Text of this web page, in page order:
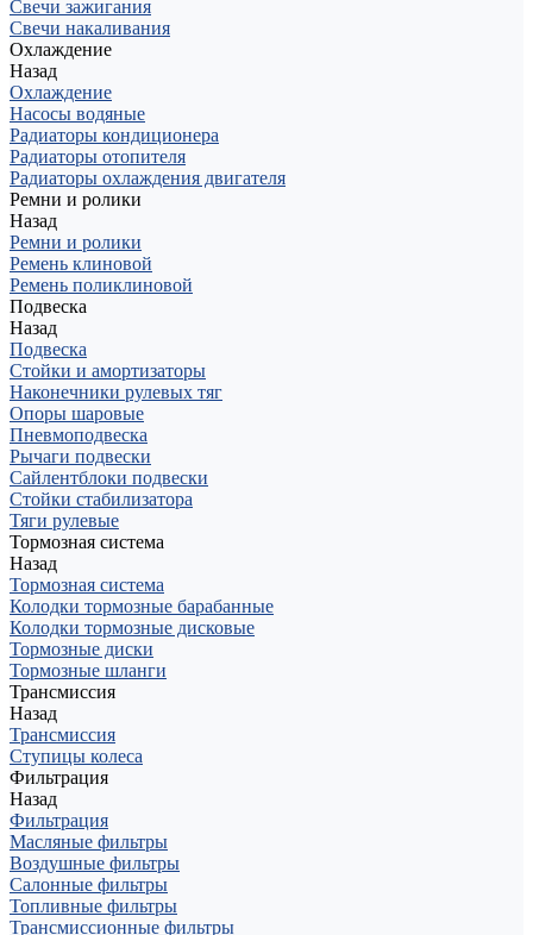
Свечи зажигания
Свечи накаливания
Охлаждение
Назад
Охлаждение
Насосы водяные
Радиаторы кондиционера
Радиаторы отопителя
Радиаторы охлаждения двигателя
Ремни и ролики
Назад
Ремни и ролики
Ремень клиновой
Ремень поликлиновой
Подвеска
Назад
Подвеска
Стойки и амортизаторы
Наконечники рулевых тяг
Опоры шаровые
Пневмоподвеска
Рычаги подвески
Сайлентблоки подвески
Стойки стабилизатора
Тяги рулевые
Тормозная система
Назад
Тормозная система
Колодки тормозные барабанные
Колодки тормозные дисковые
Тормозные диски
Тормозные шланги
Трансмиссия
Назад
Трансмиссия
Ступицы колеса
Фильтрация
Назад
Фильтрация
Масляные фильтры
Воздушные фильтры
Салонные фильтры
Топливные фильтры
Трансмиссионные фильтры